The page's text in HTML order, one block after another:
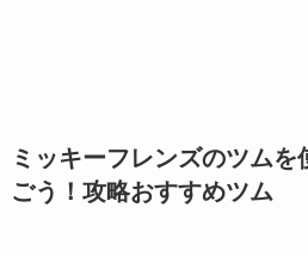
ミッキーフレンズのツム
ごう！攻略おすすめツム